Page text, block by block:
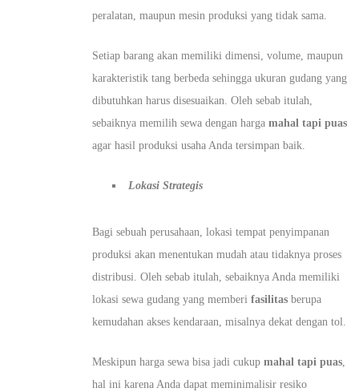
peralatan, maupun mesin produksi yang tidak sama.
Setiap barang akan memiliki dimensi, volume, maupun
karakteristik tang berbeda sehingga ukuran gudang yang
dibutuhkan harus disesuaikan. Oleh sebab itulah,
sebaiknya memilih sewa dengan harga mahal tapi puas
agar hasil produksi usaha Anda tersimpan baik.
Lokasi Strategis
Bagi sebuah perusahaan, lokasi tempat penyimpanan
produksi akan menentukan mudah atau tidaknya proses
distribusi. Oleh sebab itulah, sebaiknya Anda memiliki
lokasi sewa gudang yang memberi fasilitas berupa
kemudahan akses kendaraan, misalnya dekat dengan tol.
Meskipun harga sewa bisa jadi cukup mahal tapi puas
hal ini karena Anda dapat meminimalisir resiko